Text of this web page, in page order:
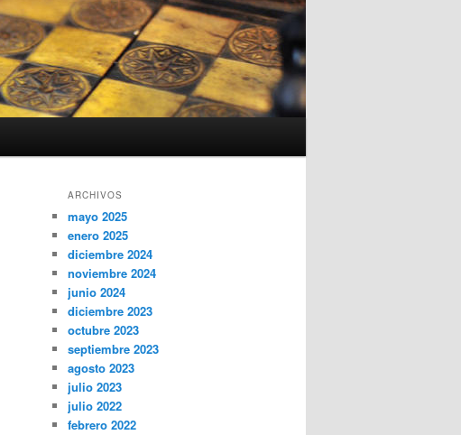
ARCHIVOS
mayo 2025
enero 2025
diciembre 2024
noviembre 2024
junio 2024
diciembre 2023
octubre 2023
septiembre 2023
agosto 2023
julio 2023
julio 2022
febrero 2022